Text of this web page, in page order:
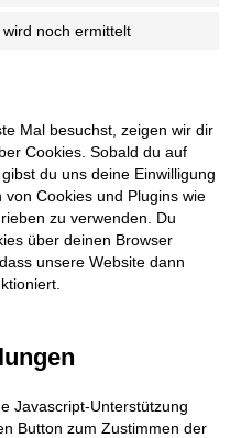
noch ermittelt
Mal besuchst, zeigen wir dir
Cookies. Sobald du auf
gibst du uns deine Einwilligung
Cookies und Plugins wie
zu verwenden. Du
über deinen Browser
unsere Website dann
Javascript-Unterstützung
Button zum Zustimmen der